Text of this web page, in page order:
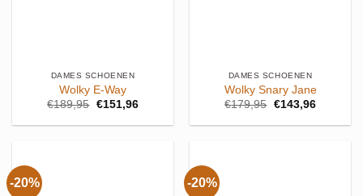
DAMES SCHOENEN
Wolky E-Way
€189,95 Oorspronkelijke
was:
€151,96Huidige
is:
DAMES SCHOENEN
Wolky Snary Jane
€179,95 Oorspronkelijke
was:
€143,96Huidige
is:
-20% -20%